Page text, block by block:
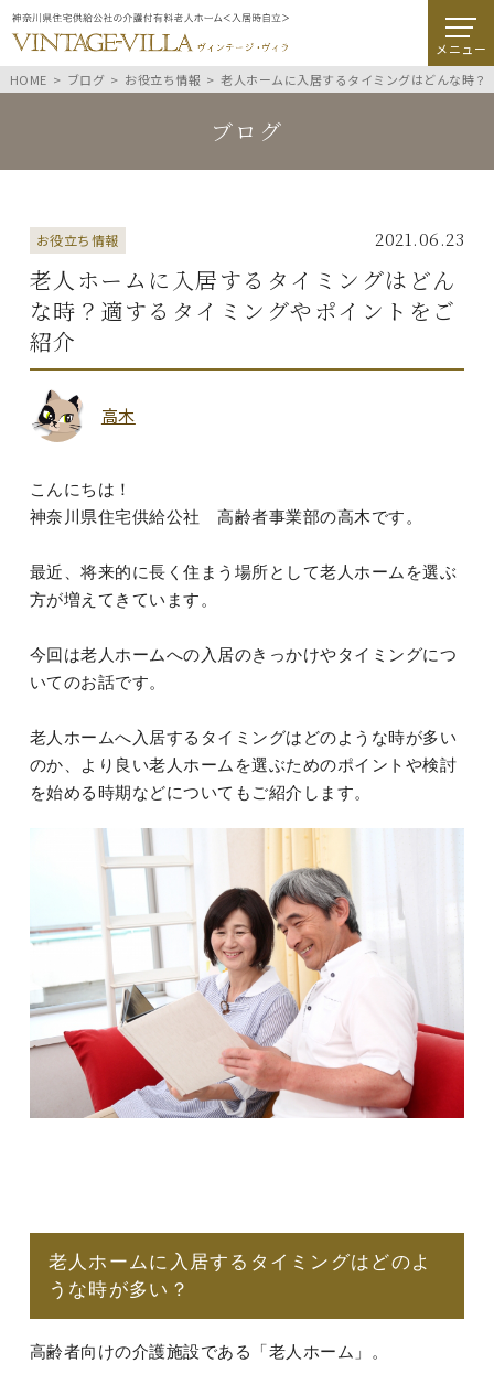
メニュー
HOME
ブログ お役立ち情報 老人ホームに入居するタイミングはどんな時
ブログ
お役立ち情報 2021.06.23
老人ホームに入居するタイミングはどん
な時？適するタイミングやポイントをご
紹介
高木
こんにちは！
神奈川県住宅供給公社 高齢者事業部の高木です。
最近、将来的に長く住まう場所として老人ホームを選ぶ
方が増えてきています。
今回は老人ホームへの入居のきっかけやタイミングにつ
いてのお話です。
老人ホームへ入居するタイミングはどのような時が多い
のか、より良い老人ホームを選ぶためのポイントや検討
を始める時期などについてもご紹介します。
老人ホームに入居するタイミングはどのよ
うな時が多い？
高齢者向けの介護施設である「老人ホーム」。